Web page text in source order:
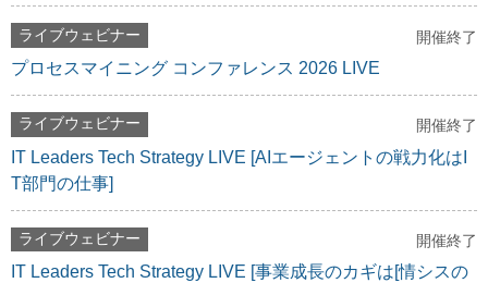
ライブウェビナー 開催終了
プロセスマイニング コンファレンス 2026 LIVE
ライブウェビナー 開催終了
IT Leaders Tech Strategy LIVE [AIエージェントの戦力化はI
T部門の仕事]
ライブウェビナー 開催終了
IT Leaders Tech Strategy LIVE [事業成長のカギは[情シスの